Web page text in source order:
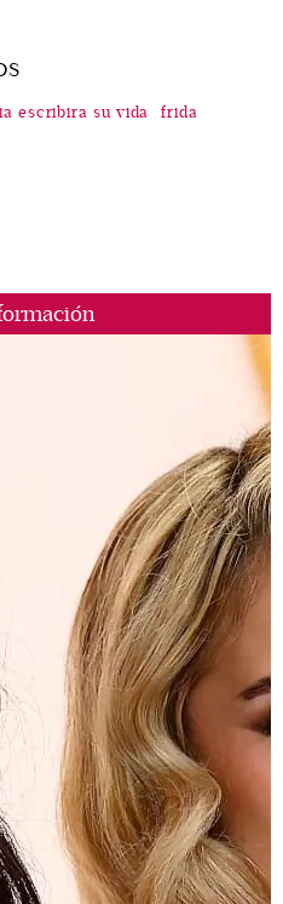
escribira su vida
frida